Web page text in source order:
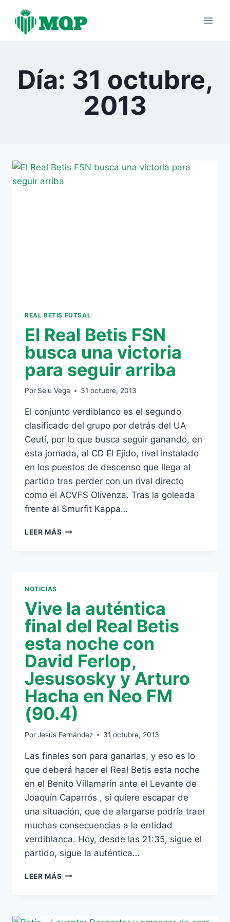
contenido
Día: 31 octubre,
2013
REAL BETIS FUTSAL
El Real Betis FSN
busca una victoria
para seguir arriba
Por Selu Vega 31 octubre, 2013
El conjunto verdiblanco es el segundo
clasificado del grupo por detrás del UA
Ceutí, por lo que busca seguir ganando, en
esta jornada, al CD El Ejido, rival instalado
en los puestos de descenso que llega al
partido tras perder con un rival directo
como el ACVFS Olivenza. Tras la goleada
frente al Smurfit Kappa…
LEER MÁS
PARA
SEGUIR
ARRIBA
NOTICIAS
Vive la auténtica
final del Real Betis
esta noche con
David Ferlop,
Jesusosky y Arturo
Hacha en Neo FM
(90.4)
PorJesús Fernández 31 octubre, 2013
Las finales son para ganarlas, y eso es lo
que deberá hacer el Real Betis esta noche
en el Benito Villamarín ante el Levante de
Joaquín Caparrós , si quiere escapar de
una situación, que de alargarse podría traer
muchas consecuencias a la entidad
verdiblanca. Hoy, desde las 21:35, sigue el
partido, sigue la auténtica…
LEER MÁS VIVE